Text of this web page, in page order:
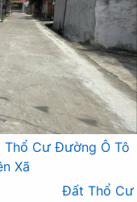
Thổ Cư Đường Ô Tô
Xã
Đất Thổ Cư